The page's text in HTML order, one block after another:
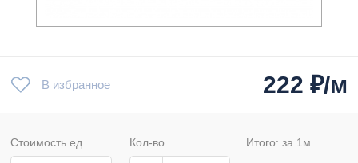
В избранное 222 ₽/м
Стоимость ед. Кол-во Итого: за 1 м